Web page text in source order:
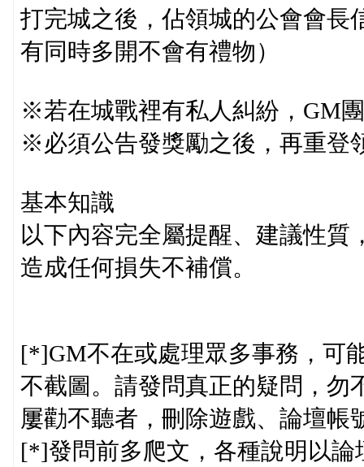
打完城之後，佔領城的公會會長
有同時多開不會有禮物）
※若在城戰裡有私人糾紛，GM
※必須公告發獎勵之後，再重登
基本知識
以下內容完全屬提醒、建議性
造成任何損失不補償。
[*]GM不在或處理眾多事務，可
不截圖。請發問真正的疑問，勿
屢勸不聽者，刪除遊戲、論壇帳
[*]發問前多爬文，各種說明以